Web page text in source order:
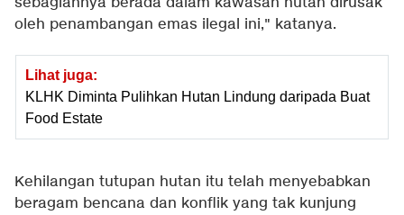
oleh penambangan emas ilegal ini," katanya.
Lihat juga:
KLHK Diminta Pulihkan Hutan Lindung daripada Buat
Food Estate
Kehilangan tutupan hutan itu telah menyebabkan
beragam bencana dan konflik yang tak kunjung